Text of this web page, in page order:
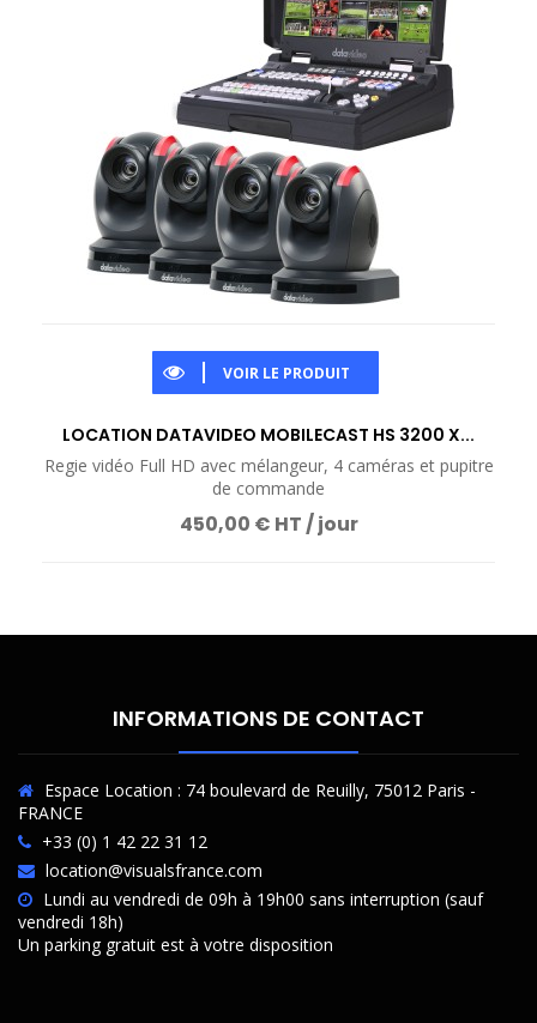
VOIR LE PRODUIT
LOCATION DATAVIDEO MOBILECAST HS 3200 X...
Regie vidéo Full HD avec mélangeur, 4 caméras et pupitre
de commande
450,00 € HT / jour
INFORMATIONS DE CONTACT
Espace Location : 74 boulevard de Reuilly, 75012 Paris -
FRANCE
+33 (0) 1 42 22 31 12
location@visualsfrance.com
Lundi au vendredi de 09h à 19h00 sans interruption (sauf
vendredi 18h)
Un parking gratuit est à votre disposition